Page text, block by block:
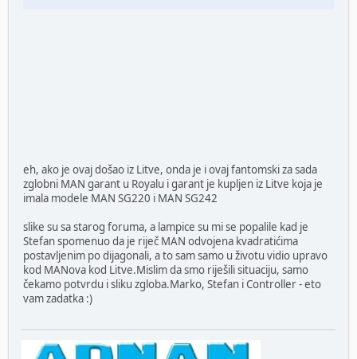
eh, ako je ovaj došao iz Litve, onda je i ovaj fantomski za sada
zglobni MAN garant u Royalu i garant je kupljen iz Litve koja je
imala modele MAN SG220 i MAN SG242
slike su sa starog foruma, a lampice su mi se popalile kad je
Stefan spomenuo da je riječ MAN odvojena kvadratićima
postavljenim po dijagonali, a to sam samo u životu vidio upravo
kod MANova kod Litve.Mislim da smo riješili situaciju, samo
čekamo potvrdu i sliku zgloba.Marko, Stefan i Controller - eto
vam zadatka :)